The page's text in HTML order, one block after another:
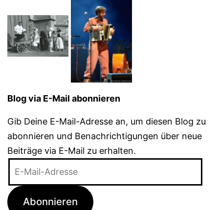
Blog via E-Mail abonnieren
Gib Deine E-Mail-Adresse an, um diesen Blog zu
abonnieren und Benachrichtigungen über neue
Beiträge via E-Mail zu erhalten.
Adresse
Abonnieren